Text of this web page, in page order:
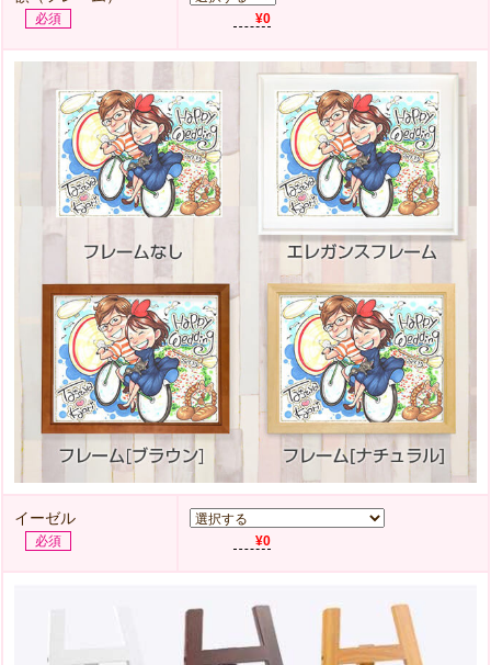
必須 ¥0
イーゼル
必須 ¥0